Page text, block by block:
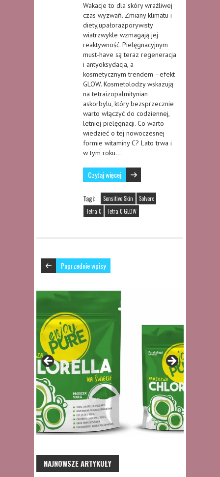
Wakacje to dla skóry wrażliwej
czas wyzwań. Zmiany klimatu i
diety,upałorazporywisty
wiatrzwykle wzmagają jej
reaktywność. Pielęgnacyjnym
must-have są teraz regeneracja
i antyoksydacja, a
kosmetycznym trendem –efekt
GLOW. Kosmetolodzy wskazują
na tetraizopalmitynian
askorbylu, który bezsprzecznie
warto włączyć do codziennej,
letniej pielęgnacji. Co warto
wiedzieć o tej nowoczesnej
formie witaminy C? Lato trwa i
w tym roku…
Czytaj więcej
Tagi: Sensitive Skin
Solverx
Tetra C
Tetra C GLOW
Poprzednie wpisy
NAJNOWSZE ARTYKUŁY